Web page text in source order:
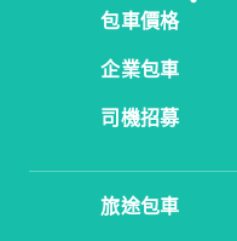
包車價格
企業包車
司機招募
旅途包車